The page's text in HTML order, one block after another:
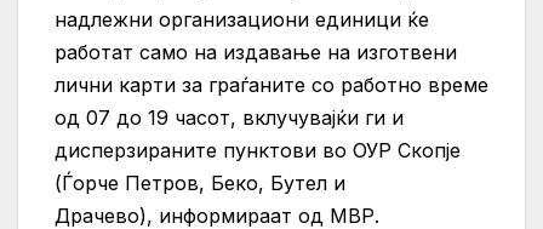
надлежни организациони единици ќе
работат само на издавање на изготвени
лични карти за граѓаните со работно време
од 07 до 19 часот, вклучувајќи ги и
дисперзираните пунктови во ОУР Скопје
(Ѓорче Петров, Беко, Бутел и
Драчево), информираат од МВР.